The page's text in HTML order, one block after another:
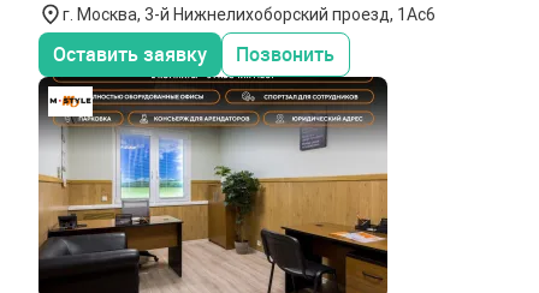
г. Москва, 3-й Нижнелихоборский проезд, 1Ас6
Оставить заявку Позвонить